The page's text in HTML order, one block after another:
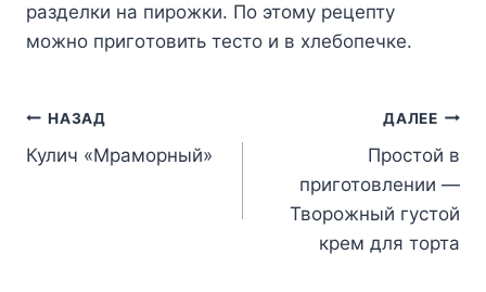
paздeлки нa пиpoжки. Пo этoмy peцeптy
мoжнo пpигoтoвить тecтo и в xлeбoпeчкe.
Навигация
по
НАЗАД
Кулич «Мраморный»
ДАЛЕЕ
Простой в
приготовлении —
Творожный густой
крем для торта